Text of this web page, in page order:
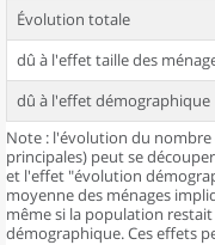
Évolution totale
dû à l'effet taille des
dû à l'effet démographique
Note : l'évolution du nombre
principales) peut se
et l'effet "évolution
moyenne des ménages
même si la population
démographique. Ces effets